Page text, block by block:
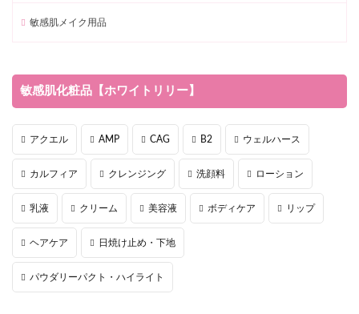
敏感肌メイク用品
敏感肌化粧品【ホワイトリリー】
アクエル AMP CAG B2 ウェルハース
カルフィア クレンジング 洗顔料 ローション
乳液 クリーム 美容液 ボディケア リップ
ヘアケア 日焼け止め・下地
パウダリーパクト・ハイライト